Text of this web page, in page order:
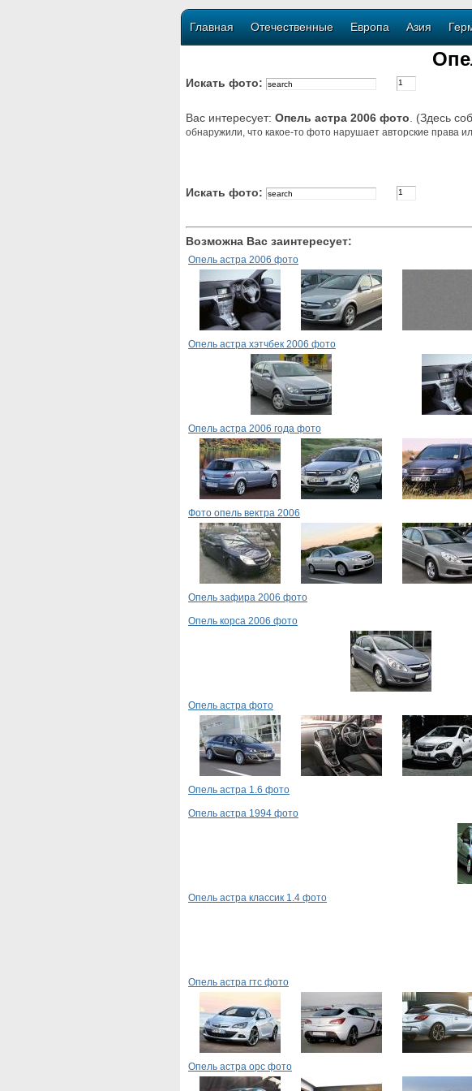
Главная Отечественные Европа Азия
Искать фото:
Вас интересует: Опель астра 2006 фото . (Здесь
обнаружили, что какое-то фото нарушает авторские права
Искать фото:
Возможна Вас заинтересует:
Опель астра 2006 фото
Опель астра хэтчбек 2006 фото
Опель астра 2006 года фото
Фото опель вектра 2006
Опель зафира 2006 фото
Опель корса 2006 фото
Опель астра фото
Опель астра 1.6 фото
Опель астра 1994 фото
Опель астра классик 1.4 фото
Опель астра гтс фото
Опель астра opc фото